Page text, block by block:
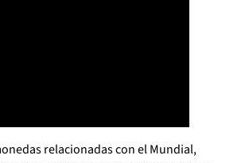
relacionadas con el Mundial,